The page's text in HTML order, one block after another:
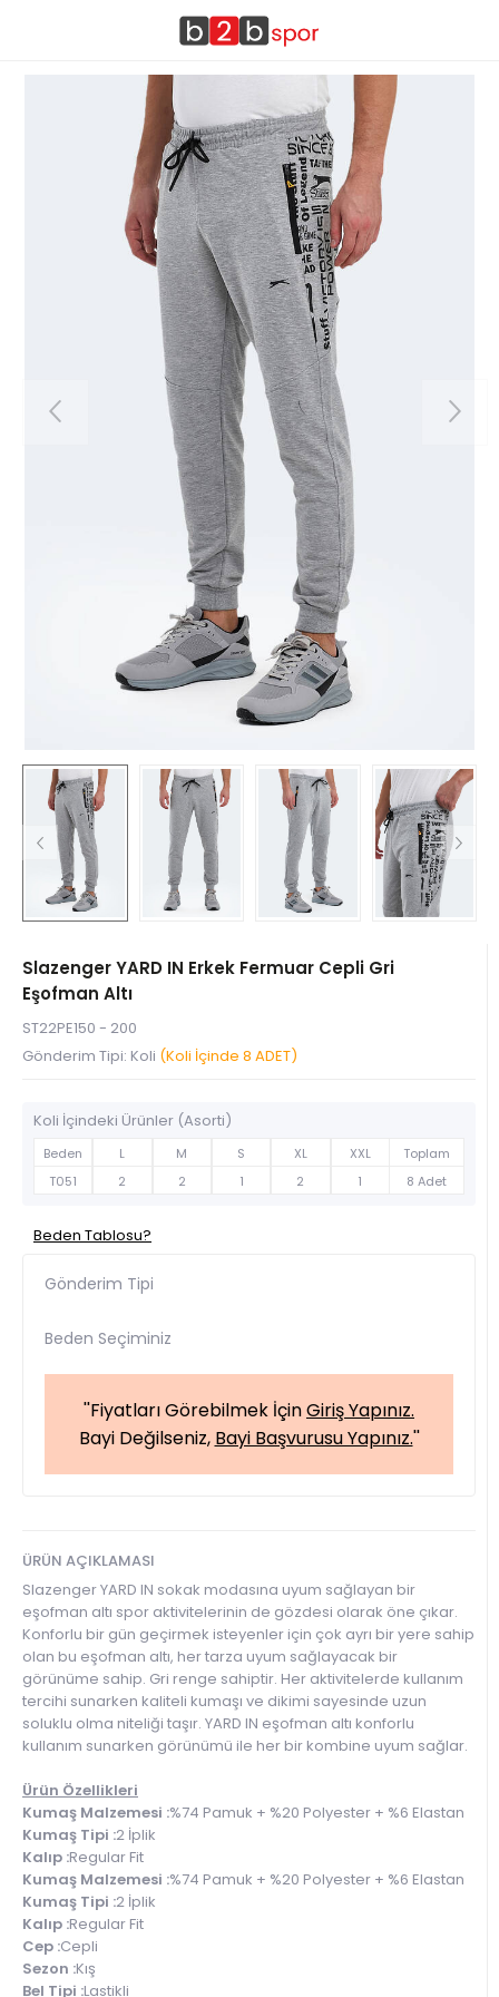
Slazenger YARD IN Erkek Fermuar Cepli Gri
Eşofman Altı
ST22PE150 - 200
Gönderim Tipi: Koli (Koli İçinde 8 ADET)
Koli İçindeki Ürünler (Asorti)
Beden L M S XL XXL
Toplam
T051
2 2 1 2 1 8 Adet
Beden Tablosu?
Gönderim Tipi
Beden Seçiminiz
''Fiyatları Görebilmek İçinGiriş Yapınız.
Bayi Değilseniz, Bayi Başvurusu Yapınız.''
ÜRÜN AÇIKLAMASI
Slazenger YARD IN sokak modasına uyum sağlayan bir
eşofman altı spor aktivitelerinin de gözdesi olarak öne çıkar.
Konforlu bir gün geçirmek isteyenler için çok ayrı bir yere sahip
olan bu eşofman altı, her tarza uyum sağlayacak bir
görünüme sahip. Gri renge sahiptir. Her aktivitelerde kullanım
tercihi sunarken kaliteli kumaşı ve dikimi sayesinde uzun
soluklu olma niteliği taşır. YARD IN eşofman altı konforlu
kullanım sunarken görünümü ile her bir kombine uyum sağlar.
Ürün Özellikleri
Kumaş Malzemesi :%74 Pamuk + %20 Polyester + %6 Elastan
Kumaş Tipi :2 İplik
Kalıp :Regular Fit
Kumaş Malzemesi :%74 Pamuk + %20 Polyester + %6 Elastan
Kumaş Tipi :2 İplik
Kalıp :Regular Fit
Cep :Cepli
Sezon :Kış
Bel Tipi :Lastikli